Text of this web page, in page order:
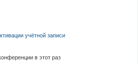
учётной записи
в этот раз